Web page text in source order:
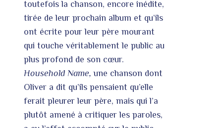
toutefois la chanson, encore inédite,
tirée de leur prochain album et qu’ils
ont écrite pour leur père mourant
qui touche véritablement le public au
plus profond de son cœur.
Household Name, une chanson dont
Oliver a dit qu’ils pensaient qu’elle
ferait pleurer leur père, mais qui l’a
plutôt amené à critiquer les paroles,